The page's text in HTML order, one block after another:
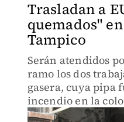
Trasladan a
quemados"
Tampico
Serán atendidos
ramo los dos
gasera, cuya pipa
incendio en la
Aurora.